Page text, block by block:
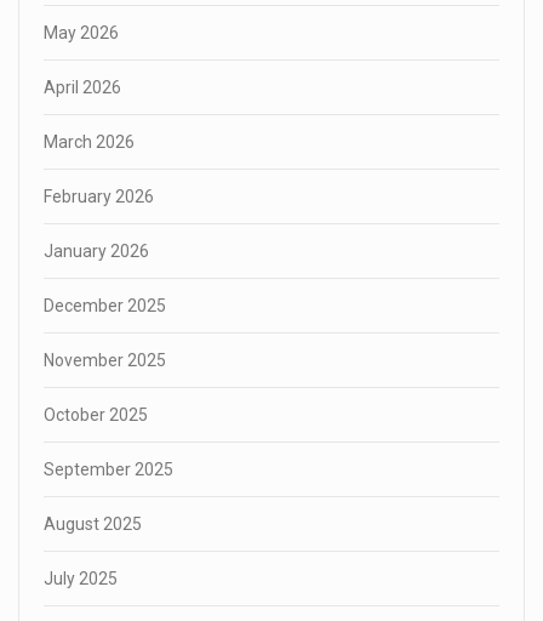
May 2026
April 2026
March 2026
February 2026
January 2026
December 2025
November 2025
October 2025
September 2025
August 2025
July 2025